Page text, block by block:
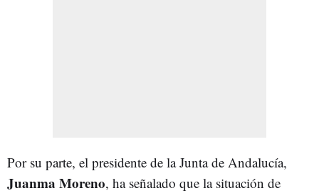
Por su parte, el presidente de la Junta de Andalucía,
Juanma Moreno, ha señalado que la situación de